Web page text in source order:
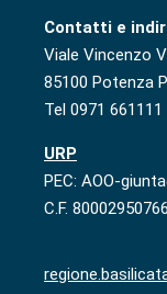
Contatti e
Viale Vincenzo
85100 Potenza
Tel 0971 661111
URP
PEC: AOO-
C.F. 80002950766